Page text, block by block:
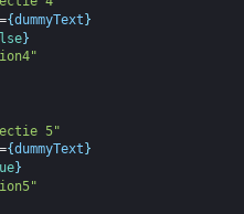
{dummyText}
}
5"
{dummyText }
}